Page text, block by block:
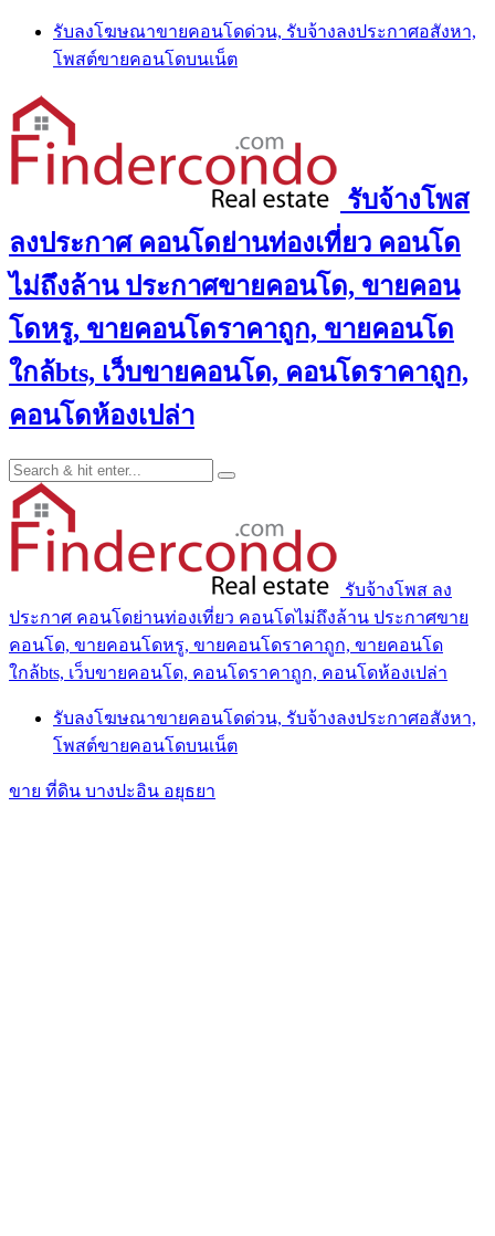
Skip
content
รับลงโฆษณาขายคอนโดด่วน, รับจ้างลงประกาศอสังหา,
โพสต์ขายคอนโดบนเน็ต
รับจ้างโพส
ลงประกาศ คอนโดย่านท่องเที่ยว คอนโด
ไม่ถึงล้าน ประกาศขายคอนโด, ขายคอน
โดหรู, ขายคอนโดราคาถูก, ขายคอนโด
ใกล้bts, เว็บขายคอนโด, คอนโดราคาถูก,
คอนโดห้องเปล่า
รับจ้างโพส ลง
ประกาศ คอนโดย่านท่องเที่ยว คอนโดไม่ถึงล้าน ประกาศขาย
คอนโด, ขายคอนโดหรู, ขายคอนโดราคาถูก, ขายคอนโด
ใกล้bts, เว็บขายคอนโด, คอนโดราคาถูก, คอนโดห้องเปล่า
รับลงโฆษณาขายคอนโดด่วน, รับจ้างลงประกาศอสังหา,
โพสต์ขายคอนโดบนเน็ต
ขาย ที่ดิน บางปะอิน อยุธยา